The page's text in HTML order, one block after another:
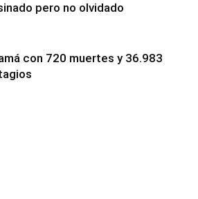
pero no olvidado
con 720 muertes y 36.983